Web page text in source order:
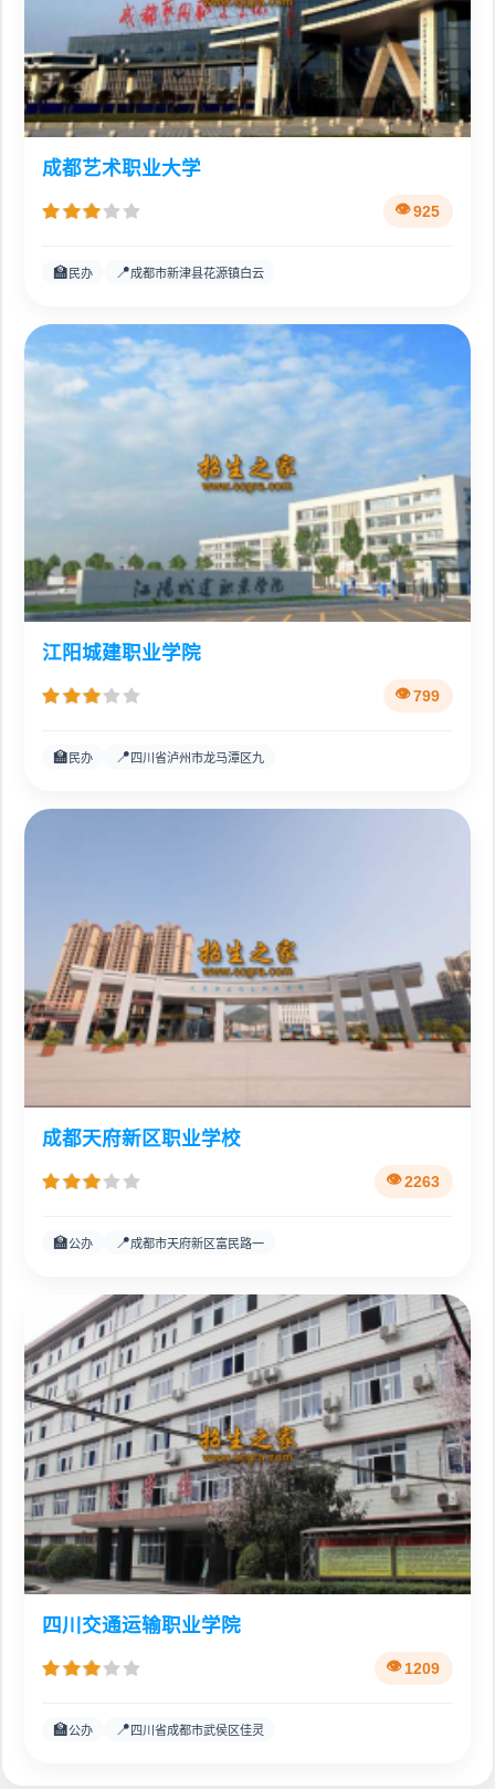
成都艺术职业大学
925
🏫 民办 📍成都市新津县花源镇白云
江阳城建职业学院
799
🏫 民办 📍四川省泸州市龙马潭区九
成都天府新区职业学校
2263
🏫公办 📍成都市天府新区富民路一
四川交通运输职业学院
1209
🏫公办 📍四川省成都市武侯区佳灵